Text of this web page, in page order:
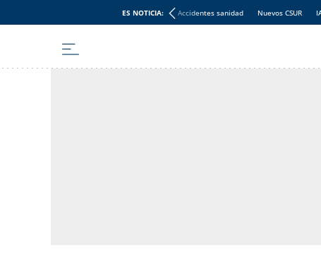
ES NOTICIA: Accidentes sanidad Nuevos CSUR